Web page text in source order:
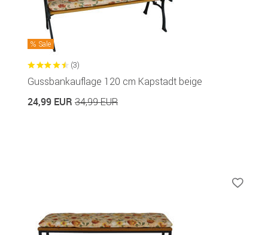
Sale
(3)
Gussbankauflage 120 cm Kapstadt beige
24,99 EUR 34,99 EUR